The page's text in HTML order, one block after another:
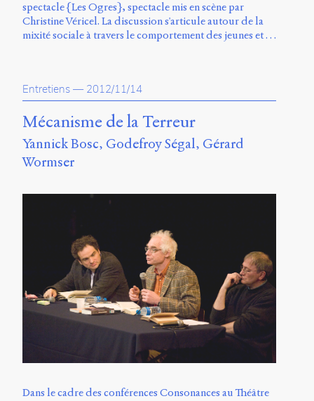
spectacle {Les Ogres}, spectacle mis en scène par
Christine Véricel. La discussion s'articule autour de la
mixité sociale à travers le comportement des jeunes et …
Entretiens — 2012/11/14
Mécanisme de la Terreur
Yannick Bosc Godefroy Ségal Gérard
Wormser
Dans le cadre des conférences Consonances au Théâtre